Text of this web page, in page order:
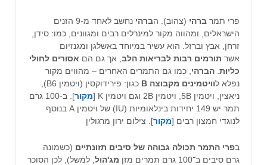
פרי תמר ברהי (צהוב). הברהי
נחשב לאחד מ-9 הזנים
הישראלים, ומהווה מקור למינרלים רבים ומגוונים, כמו: סידן,
זרחן, אבץ וברזל. הוא עשיר במיוחד באשלגן ומגנזיום
אשר תורמים רבות לבריאות הלב, אך גם הם אסורים לחולי
כליות. הברהי, כמו גם התמרים האחרים – מהווים מקור
נפלא לוויטמינים מקבוצה B
כגון: פירידוקסין (ויטמין B6),
ניאצין, ויטמין 5B, ויטמין 2B וגם ויטמין K [
מקור
]. ב-100 גרם
תמר יש 149 יחידות בינלאומיות (IU) של ויטמין A בנוסף
לנוגדי חמצון רבים [מקור]. צילום ירון מרגולין
בפרי התמר תכולה גבוהה של סיבים תזונתיים (כשמונה
גרם סיבים ב־100 גרם תמרים מזן
מג'הול , למשל), לכן הסוכר